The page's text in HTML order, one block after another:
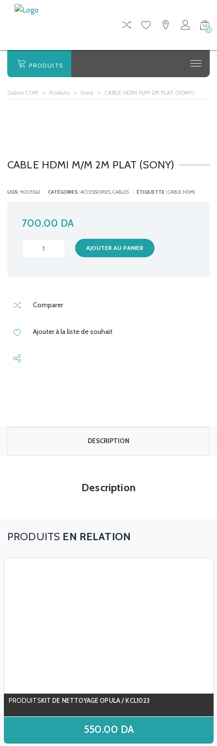
0
PRODUITS
Qabes COM > Produits > Sony > CABLE HDMI M/M 2M PLAT (SONY)
CABLE HDMI M/M 2M PLAT (SONY)
UGS :9005562 CATÉGORIES :ACCESSOIRES,CABLES ÉTIQUETTE :CABLE HDMI
700.00 DA
CABLE
HDMI
(SONY)
AJOUTER AU PANIER
Comparer
Ajouter à la liste de souhait
DESCRIPTION
Description
EN RELATION
KIT DE NETTOYAGE OPULA / KCL1023
550.00 DA